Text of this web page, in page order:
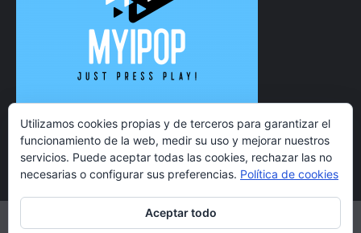
Utilizamos cookies propias y de terceros para garantizar el
funcionamiento de la web, medir su uso y mejorar nuestros
servicios. Puede aceptar todas las cookies, rechazar las no
necesarias o configurar sus preferencias. Política de cookies
Aceptar todo